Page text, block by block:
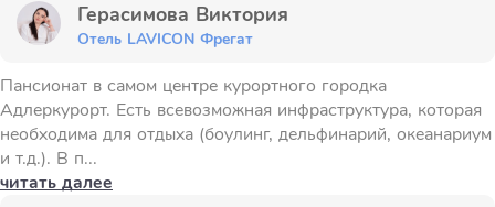
Герасимова Виктория
Отель LAVICON Фрегат
Пансионат в самом центре курортного городка
Адлеркурорт. Есть всевозможная инфраструктура, которая
необходима для отдыха (боулинг, дельфинарий, океанариум
и т.д.). В п...
читать далее